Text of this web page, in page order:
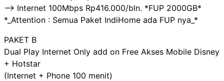
—> Internet 100Mbps Rp416.000/bln. *FUP 2000GB*
*_Attention : Semua Paket IndiHome ada FUP nya_*
PAKET B
Dual Play Internet Only add on Free Akses Mobile Disney
+ Hotstar
(Internet + Phone 100 menit)